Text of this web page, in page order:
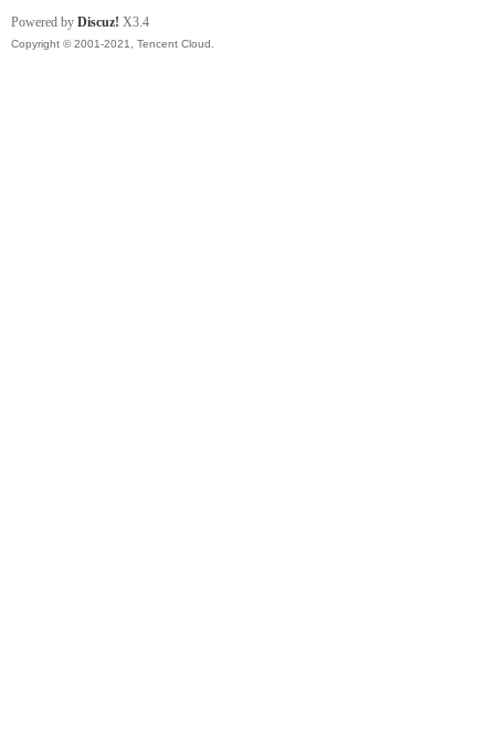
Powered by Discuz! X3.4
Copyright © 2001-2021, Tencent Cloud.